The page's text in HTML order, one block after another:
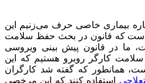
بیماری خاصی حرف می‌زنیم این
است که قانون در بحث حفظ سلامت
ما در قانون پیش بینی ویروسی
سلامت کارگر روبرو هستیم که این
همانطور که گفته شد کارگران
استفاده کنند که این مرخصی